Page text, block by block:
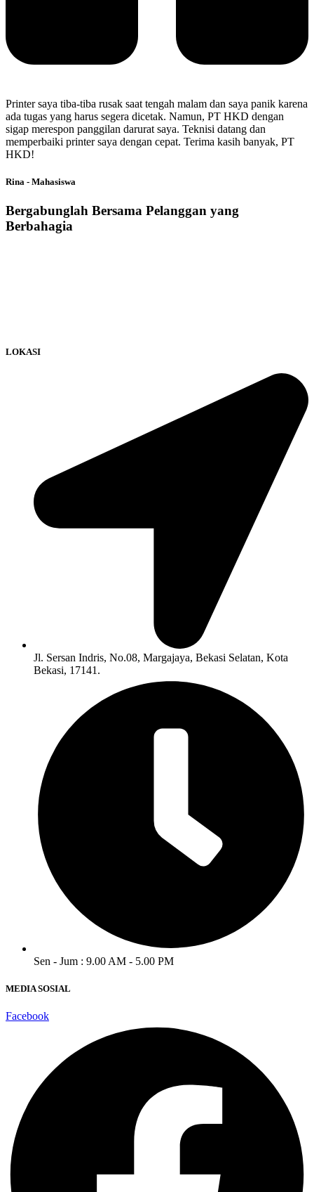
Printer saya tiba-tiba rusak saat tengah malam dan saya panik karena
ada tugas yang harus segera dicetak. Namun, PT HKD dengan
sigap merespon panggilan darurat saya. Teknisi datang dan
memperbaiki printer saya dengan cepat. Terima kasih banyak, PT
HKD!
Rina - Mahasiswa
Bergabunglah Bersama Pelanggan yang
Berbahagia
LOKASI
Jl. Sersan Indris, No.08, Margajaya, Bekasi Selatan, Kota
Bekasi, 17141.
Sen - Jum : 9.00 AM - 5.00 PM
MEDIA SOSIAL
Facebook